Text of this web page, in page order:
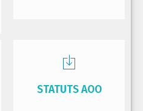
STATUTS AOO